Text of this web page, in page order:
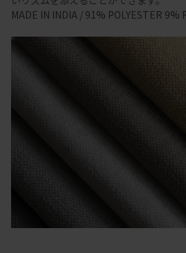
MADE IN INDIA / 91% POLYESTER 9%